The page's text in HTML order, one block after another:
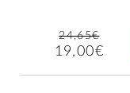
24,65€
19,00€